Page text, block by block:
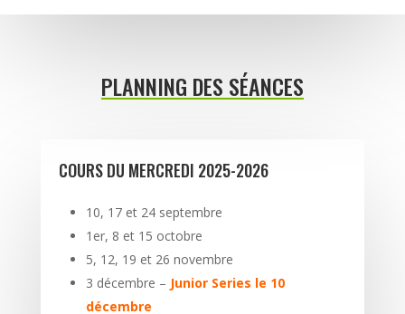
PLANNING DES SÉANCES
COURS DU MERCREDI 2025-2026
10, 17 et 24 septembre
1er, 8 et 15 octobre
5, 12, 19 et 26 novembre
3 décembre – Junior Series le 10
décembre